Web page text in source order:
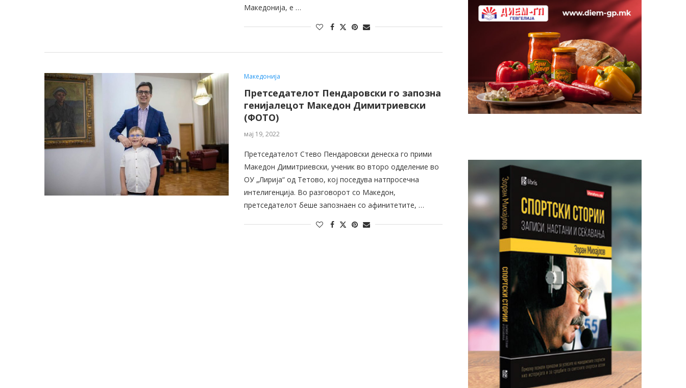
Македонија, е …
Македонија
Претседателот Пендаровски го запозна
генијалецот Македон Димитриевски
(ФОТО)
мај 19, 2022
Претседателот Стево Пендаровски денеска го прими
Македон Димитриевски, ученик во второ одделение во
ОУ „Лирија“ од Тетово, кој поседува натпросечна
интелигенција. Во разговорот со Македон,
претседателот беше запознаен со афинитетите, …